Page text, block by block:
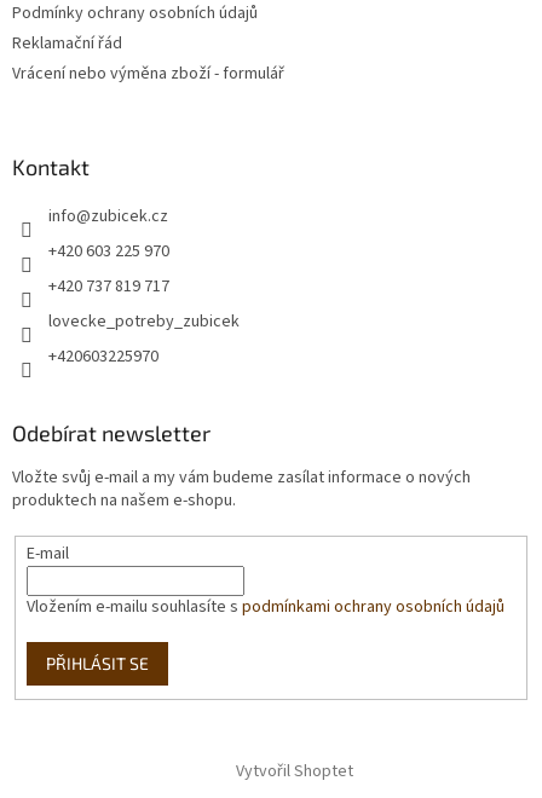
Podmínky ochrany osobních údajů
Reklamační řád
Vrácení nebo výměna zboží - formulář
Kontakt
info@zubicek.cz
+420 603 225 970
+420 737 819 717
lovecke_potreby_zubicek
+420603225970
Odebírat newsletter
Vložte svůj e-mail a my vám budeme zasílat informace o nových
produktech na našem e-shopu.
E-mail
Vložením e-mailu souhlasíte s podmínkami ochrany osobních údajů
PŘIHLÁSIT SE
Vytvořil Shoptet